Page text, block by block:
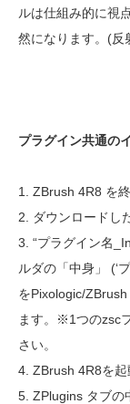
ルは仕組み的に視
然になります。(反
プラグイン共通の
1. ZBrush 4R8 を終
2. ダウンロードし
3. “プラグイン名
ルダの「中身」 (‘
をPixologic/
ます。※1つのzsc
さい。
4. ZBrush 4R8を起
5. ZPlugins タブの